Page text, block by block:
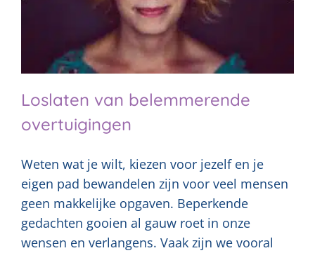
Loslaten van belemmerende
overtuigingen
Weten wat je wilt, kiezen voor jezelf en je
eigen pad bewandelen zijn voor veel mensen
geen makkelijke opgaven. Beperkende
gedachten gooien al gauw roet in onze
wensen en verlangens. Vaak zijn we vooral